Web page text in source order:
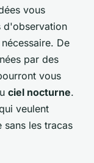
vous
d'observation
De
par des
vous
ciel nocturne.
veulent
les tracas